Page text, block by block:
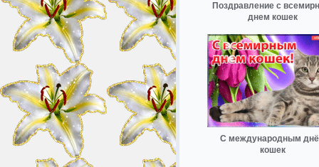
Поздравление с
днем кошек
С международным
кошек